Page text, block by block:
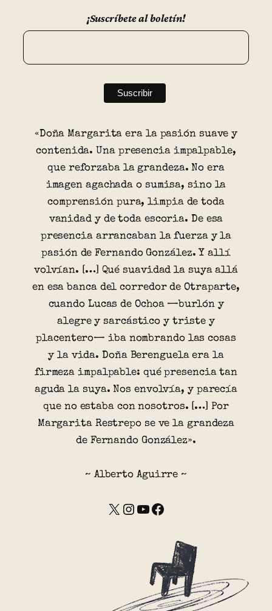
¡Suscríbete al boletín!
«Doña Margarita era la pasión suave y
contenida. Una presencia impalpable,
que reforzaba la grandeza. No era
imagen agachada o sumisa, sino la
comprensión pura, limpia de toda
vanidad y de toda escoria. De esa
presencia arrancaban la fuerza y la
pasión de Fernando González. Y allí
volvían. […] Qué suavidad la suya allá
en esa banca del corredor de Otraparte,
cuando Lucas de Ochoa —burlón y
alegre y sarcástico y triste y
placentero— iba nombrando las cosas
y la vida. Doña Berenguela era la
firmeza impalpable: qué presencia tan
aguda la suya. Nos envolvía, y parecía
que no estaba con nosotros. […] Por
Margarita Restrepo se ve la grandeza
de Fernando González».
~ Alberto Aguirre ~
X Instagram YouTube Facebook